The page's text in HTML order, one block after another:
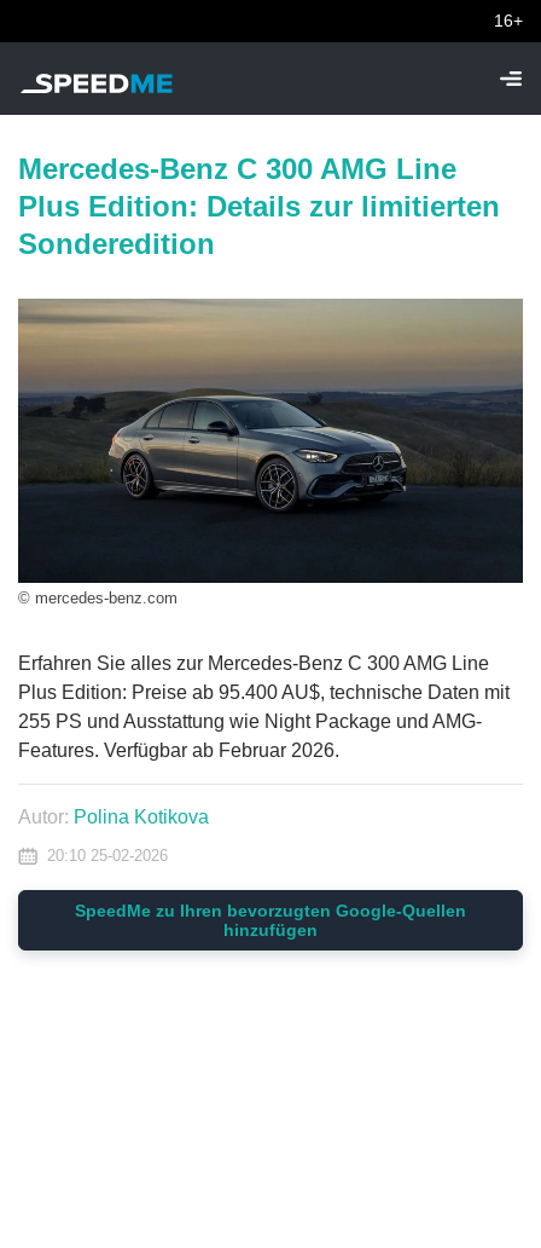
16+
Mercedes-Benz C 300 AMG Line
Plus Edition: Details zur limitierten
Sonderedition
© mercedes-benz.com
Erfahren Sie alles zur Mercedes-Benz C 300 AMG Line
Plus Edition: Preise ab 95.400 AU$, technische Daten mit
255 PS und Ausstattung wie Night Package und AMG-
Features. Verfügbar ab Februar 2026.
Autor: Polina Kotikova
20:10 25-02-2026
SpeedMe zu Ihren bevorzugten Google-Quellen
hinzufügen